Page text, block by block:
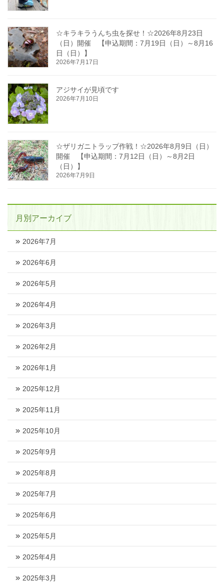
☆キラキラうんち虫を探せ！☆2026年8月23日
（日）開催 【申込期間：7月19日（日）～8月16
日（日）】
2026年7月17日
アジサイが見頃です
2026年7月10日
☆ザリガニトラップ作戦！☆2026年8月9日（日）
開催 【申込期間：7月12日（日）～8月2日
（日）】
2026年7月9日
月別アーカイブ
2026年7月
2026年6月
2026年5月
2026年4月
2026年3月
2026年2月
2026年1月
2025年12月
2025年11月
2025年10月
2025年9月
2025年8月
2025年7月
2025年6月
2025年5月
2025年4月
2025年3月